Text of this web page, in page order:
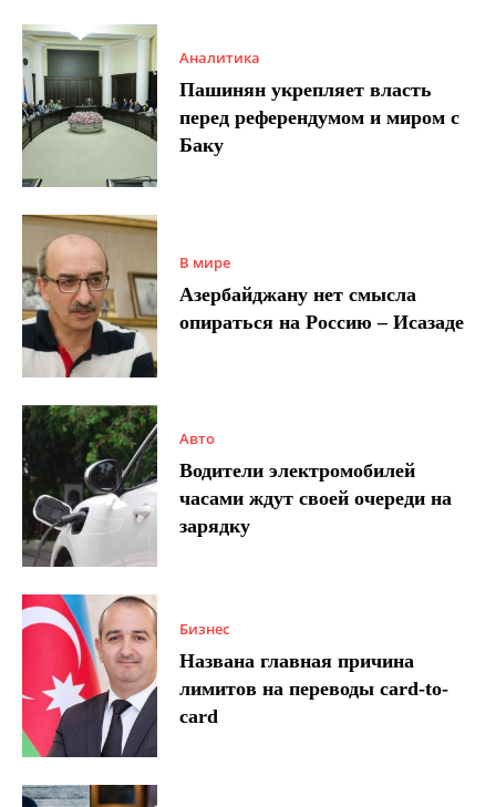
Аналитика
Пашинян укрепляет власть
перед референдумом и миром с
Баку
В мире
Азербайджану нет смысла
опираться на Россию – Исазаде
Авто
Водители электромобилей
часами ждут своей очереди на
зарядку
Бизнес
Названа главная причина
лимитов на переводы card-to-
card